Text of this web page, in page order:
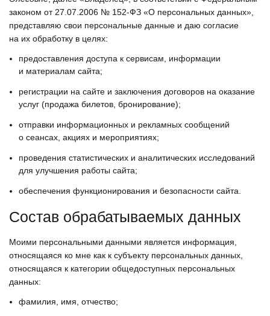
законом от 27.07.2006 № 152-ФЗ «О персональных данных»,
представляю свои персональные данные и даю согласие
на их обработку в целях:
предоставления доступа к сервисам, информации
и материалам сайта;
регистрации на сайте и заключения договоров на оказание
услуг (продажа билетов, бронирование);
отправки информационных и рекламных сообщений
о сеансах, акциях и мероприятиях;
проведения статистических и аналитических исследований
для улучшения работы сайта;
обеспечения функционирования и безопасности сайта.
Состав обрабатываемых данных
Моими персональными данными является информация,
относящаяся ко мне как к субъекту персональных данных,
относящаяся к категории общедоступных персональных
данных:
фамилия, имя, отчество;